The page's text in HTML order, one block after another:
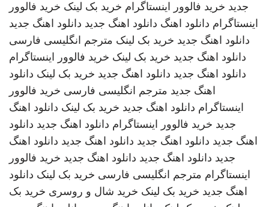
جدید خرید فالوور اینستاگرام خرید بک لینک خرید فالوور
اینستاگرام دانلود اهنگ دانلود اهنگ جدید دانلود اهنگ جدید
دانلود اهنگ جدید خرید بک لینک مترجم انگلیسی فارسی
دانلود اهنگ جدید خرید بک لینک خرید فالوور اینستاگرام
دانلود اهنگ جدید دانلود اهنگ جدید خرید بک لینک دانلود
اهنگ جدید مترجم انگلیسی فارسی خرید فالوور
اینستاگرام دانلود اهنگ جدید خرید بک لینک دانلود اهنگ
جدید خرید فالوور اینستاگرام دانلود اهنگ جدید دانلود
اهنگ جدید دانلود اهنگ جدید دانلود اهنگ جدید دانلود اهنگ
جدید دانلود اهنگ جدید دانلود اهنگ جدید خرید فالوور
اینستاگرام مترجم انگلیسی فارسی خرید بک لینک دانلود
اهنگ جدید خرید بک لینک خرید شال و روسری خرید بک